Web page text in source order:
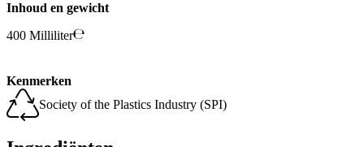
Inhoud en gewicht
400 Milliliter
Kenmerken
Society of the Plastics Industry (SPI)